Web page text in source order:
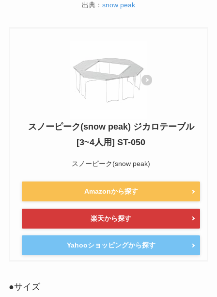
出典： snow peak
スノーピーク(snow peak) ジカロテーブル
[3~4人用] ST-050
スノーピーク(snow peak)
Amazonから探す
楽天から探す
Yahooショッピングから探す
●サイズ